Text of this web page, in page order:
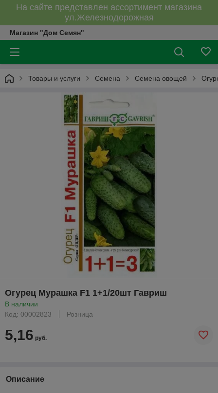
На сайте представлен ассортимент магазина
ул.Железнодорожная
Магазин "Дом Семян"
Товары и услуги Семена Семена овощей
Огурец Мурашка F1 1+1/20шт Гавриш
В наличии
Код: 00002823
Розница
5,16 руб.
Описание